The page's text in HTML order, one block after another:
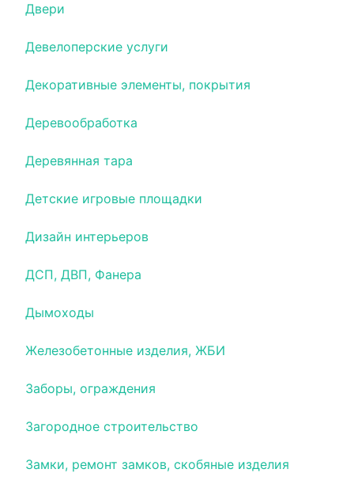
Двери
Девелоперские услуги
Декоративные элементы, покрытия
Деревообработка
Деревянная тара
Детские игровые площадки
Дизайн интерьеров
ДСП, ДВП, Фанера
Дымоходы
Железобетонные изделия, ЖБИ
Заборы, ограждения
Загородное строительство
Замки, ремонт замков, скобяные изделия